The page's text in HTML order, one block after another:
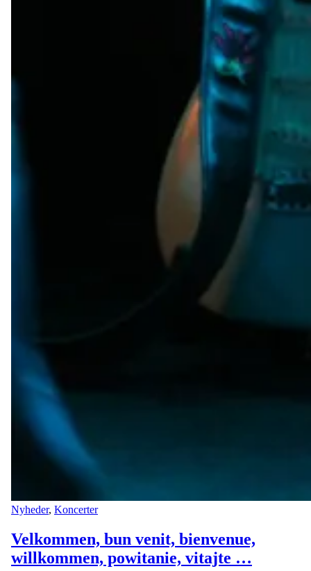
Nyheder, Koncerter
Velkommen, bun venit, bienvenue,
willkommen, powitanie, vitajte …